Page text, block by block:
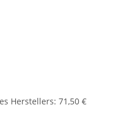
Herstellers: 71,50 €